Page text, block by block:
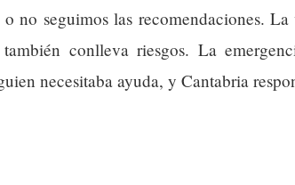
o no seguimos las recomendaciones.
conlleva riesgos. La
necesitaba ayuda, y Cantabria